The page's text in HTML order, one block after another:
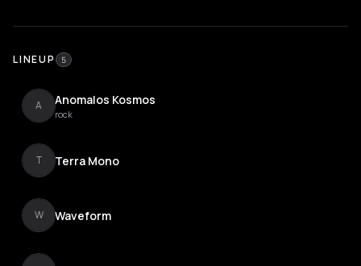
LINEUP 5
A Anomalos Kosmos
rock
T Terra Mono
W Waveform